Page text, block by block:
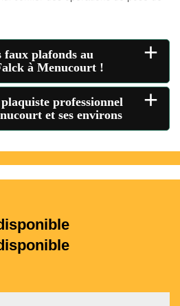
faux plafonds au
à Menucourt !
+
professionnel
et ses environs
+